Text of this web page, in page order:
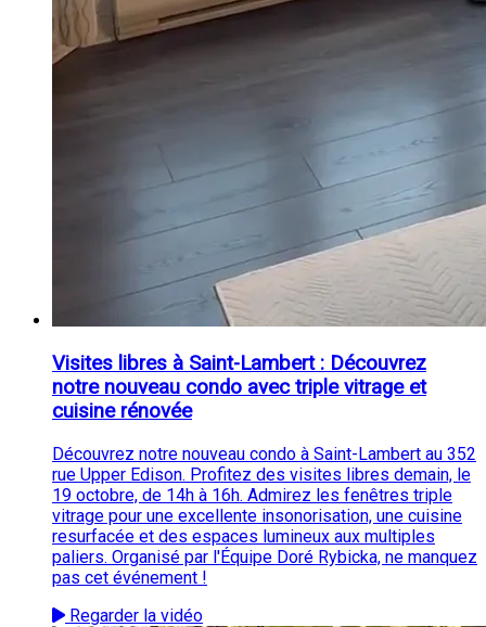
Visites libres à Saint-Lambert : Découvrez
notre nouveau condo avec triple vitrage et
cuisine rénovée
Découvrez notre nouveau condo à Saint-Lambert au 352
rue Upper Edison. Profitez des visites libres demain, le
19 octobre, de 14h à 16h. Admirez les fenêtres triple
vitrage pour une excellente insonorisation, une cuisine
resurfacée et des espaces lumineux aux multiples
paliers. Organisé par l'Équipe Doré Rybicka, ne manquez
pas cet événement !
Regarder la vidéo